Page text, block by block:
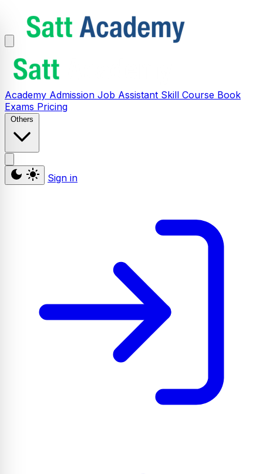
Academy Admission Job Assistant Skill Course Book
Exams Pricing
Others
Sign in